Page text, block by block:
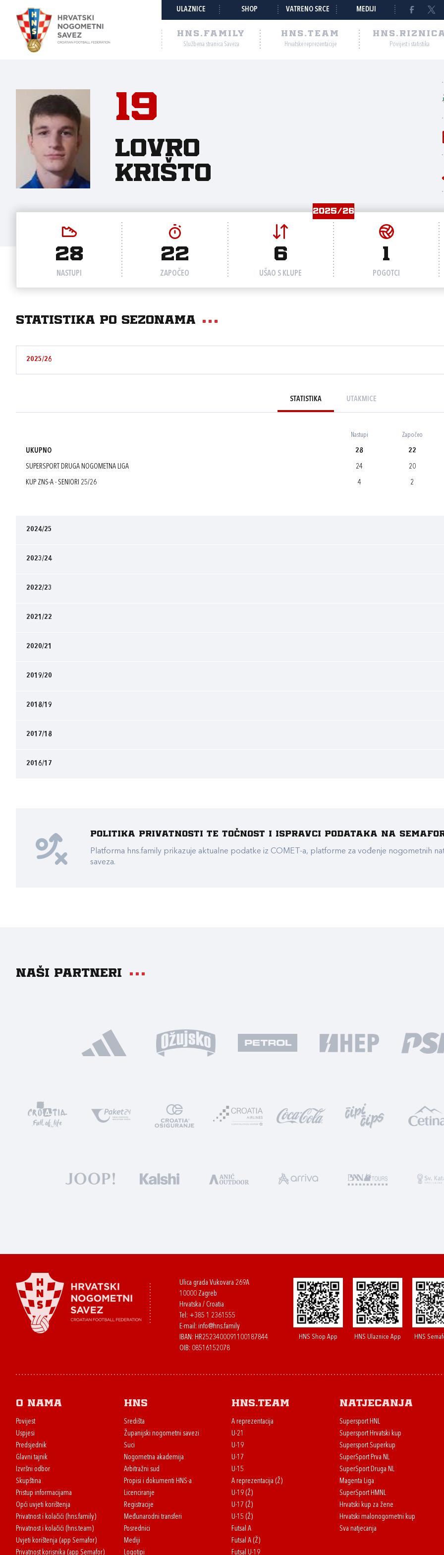
ULAZNICE SHOP VATRENO SRCE MEDIJI
HNS.FAMILY
Službena stranica Saveza
HNS.TEAM
Hrvatske reprezentacije Povijest i statistika
19
Lovro
Krišto
2025/26
28
NASTUPI
22
ZAPOČEO
6
UŠAO S KLUPE
1
POGOTCI
Statistika po sezonama
2025/26
STATISTIKA UTAKMICE
Nastupi Započeo
UKUPNO 28 22
SUPERSPORT DRUGA NOGOMETNA LIGA 24 20
KUP ZNS-A - SENIORI 25/26 4 2
2024/25
2023/24
2022/23
2021/22
2020/21
2019/20
2018/19
2017/18
2016/17
Politika privatnosti te točnost i ispravci podataka na
Platforma hns.family prikazuje aktualne podatke iz COMET-a, platforme za vođenje nogometnih
saveza.
Naši partneri
Ulica grada Vukovara 269A
10000 Zagreb
Hrvatska / Croatia
Tel: +385 1 2361555
E-mail: info@hns.family
IBAN: HR2523400091100187844
OIB: 08516152078
HNS Shop App HNS Ulaznice App HNS
O nama
Povijest
Uspjesi
Predsjednik
Glavni tajnik
Izvršni odbor
Skupština
Pristup informacijama
Opći uvjeti korištenja
Privatnost i kolačići (hns.family)
Privatnost i kolačići (hns.team)
Uvjeti korištenja (app Semafor)
Privatnost korisnika (app Semafor)
HNS
Središta
Županijski nogometni savezi
Suci
Nogometna akademija
Arbitražni sud
Propisi i dokumenti HNS-a
Licenciranje
Registracije
Međunarodni transferi
Posrednici
Mediji
Logotipi
HNS.team
A reprezentacija
U-21
U-19
U-17
U-15
A reprezentacija (Ž)
U-19 (Ž)
U-17 (Ž)
U-15 (Ž)
Futsal A
Futsal A (Ž)
Futsal U-19
Natjecanja
Supersport HNL
Supersport Hrvatski kup
Supersport Superkup
SuperSport Prva NL
SuperSport Druga NL
Magenta Liga
SuperSport HMNL
Hrvatski kup za žene
Hrvatski malonogometni kup
Sva natjecanja